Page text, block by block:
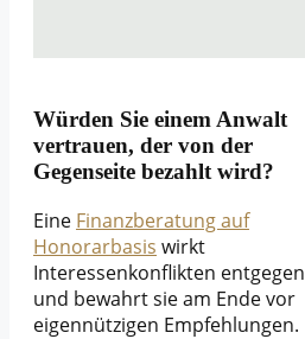
Würden Sie einem Anwalt
vertrauen, der von der
Gegenseite bezahlt wird?
Eine Finanzberatung auf
Honorarbasis wirkt
Interessenkonflikten entgegen
und bewahrt sie am Ende vor
eigennützigen Empfehlungen.